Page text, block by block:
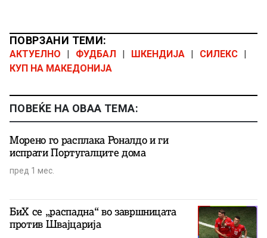
ПОВРЗАНИ ТЕМИ:
АКТУЕЛНО ФУДБАЛ ШКЕНДИЈА СИЛЕКС
КУП НА МАКЕДОНИЈА
ПОВЕЌЕ НА ОВАА ТЕМА:
Морено го расплака Роналдо и ги
испрати Португалците дома
пред 1 мес.
БиХ се „распадна“ во завршницата
против Швајцарија